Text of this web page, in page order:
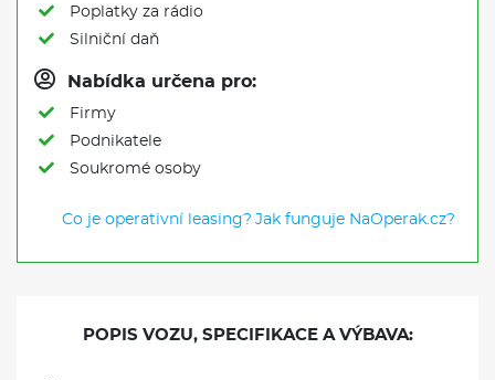
Poplatky za rádio
Silniční daň
Nabídka určena pro:
Firmy
Podnikatele
Soukromé osoby
Co je operativní leasing? Jak funguje NaOperak.cz?
POPIS VOZU, SPECIFIKACE A VÝBAVA: